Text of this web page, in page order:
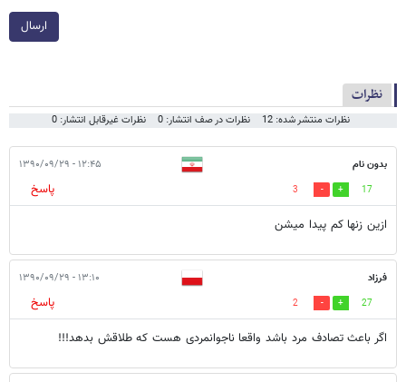
ارسال
نظرات
نظرات منتشر شده: 12 نظرات در صف انتشار: 0 نظرات غیرقابل انتشار: 0
بدون نام ۱۲:۴۵ - ۱۳۹۰/۰۹/۲۹
17
3
پاسخ
ازين زنها كم پيدا ميشن
فرزاد ۱۳:۱۰ - ۱۳۹۰/۰۹/۲۹
27
2
پاسخ
اگر باعث تصادف مرد باشد واقعا ناجوانمردی هست که طلاقش بدهد!!!